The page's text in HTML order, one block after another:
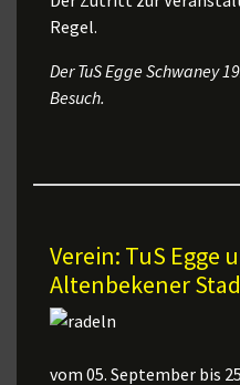
Regel.
Der TuS Egge Schwaney
Besuch.
Verein: TuS Egge
Altenbekener
vom 05. September bis